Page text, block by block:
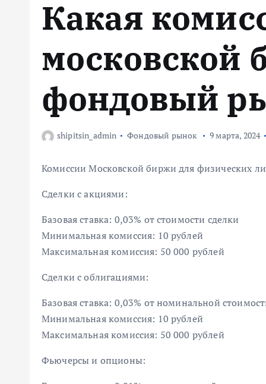
Какая
московской
фондовый
shipitsin_admin Фондовый рынок 9 марта, 2024
Комиссии Московской биржи для физических
Сделки с акциями:
Базовая ставка: 0,03% от стоимости сделки
Минимальная комиссия: 10 рублей
Максимальная комиссия: 50 000 рублей
Сделки с облигациями:
Базовая ставка: 0,03% от номинальной
Минимальная комиссия: 10 рублей
Максимальная комиссия: 50 000 рублей
Фьючерсы и опционы: